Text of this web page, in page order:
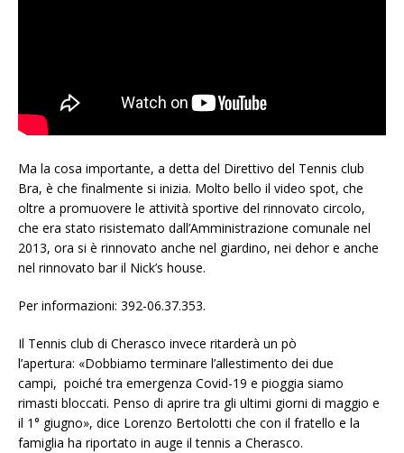
Ma la cosa importante, a detta del Direttivo del Tennis club
Bra, è che finalmente si inizia. Molto bello il video spot, che
oltre a promuovere le attività sportive del rinnovato circolo,
che era stato risistemato dall’Amministrazione comunale nel
2013, ora si è rinnovato anche nel giardino, nei dehor e anche
nel rinnovato bar il Nick’s house.
Per informazioni: 392-06.37.353.
Il Tennis club di Cherasco invece ritarderà un pò
l’apertura: «Dobbiamo terminare l’allestimento dei due
campi, poiché tra emergenza Covid-19 e pioggia siamo
rimasti bloccati. Penso di aprire tra gli ultimi giorni di maggio e
il 1° giugno», dice Lorenzo Bertolotti che con il fratello e la
famiglia ha riportato in auge il tennis a Cherasco.